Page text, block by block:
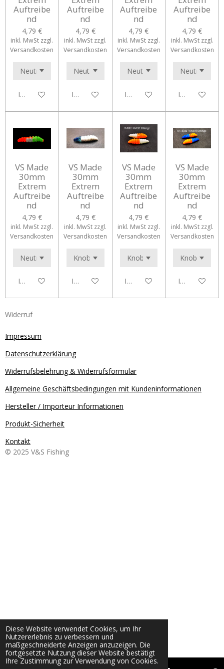
Diese Website verwendet Cookies, um Ihr
Nutzererlebnis zu verbessern und
maßgeschneiderte Anzeigen anzuzeigen. Die
fortgesetzte Nutzung dieser Website bestätigt
Ihre Zustimmung zur Verwendung von Cookies.
Auftreibe
nd
4,79 €
inkl. MwSt zzgl.
Versandkosten
In den Warenkorb
Auftreibe
nd
4,79 €
inkl. MwSt zzgl.
Versandkosten
In den Warenkorb
Auftreibe
nd
4,79 €
inkl. MwSt zzgl.
Versandkosten
In den Warenkorb
Auftreibe
nd
4,79 €
inkl. MwSt zzgl.
Versandkosten
In den
VS Made
30mm
Extrem
Auftreibe
nd
4,79 €
inkl. MwSt zzgl.
Versandkosten
In den Warenkorb
VS Made
30mm
Extrem
Auftreibe
nd
4,79 €
inkl. MwSt zzgl.
Versandkosten
In den Warenkorb
VS Made
30mm
Extrem
Auftreibe
nd
4,79 €
inkl. MwSt zzgl.
Versandkosten
In den Warenkorb
VS Made
30mm
Extrem
Auftreibe
nd
4,79 €
inkl. MwSt zzgl.
Versandkosten
In den
Widerruf
Impressum
Datenschutzerklärung
Widerrufsbelehrung & Widerrufsformular
Allgemeine Geschäftsbedingungen mit Kundeninformationen
Hersteller / Importeur Informationen
Produkt-Sicherheit
Kontakt
© 2025 V&S Fishing